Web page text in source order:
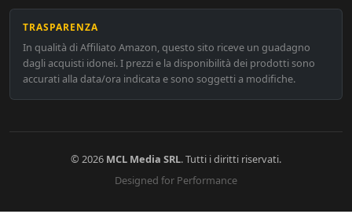
TRASPARENZA
In qualità di Affiliato Amazon, questo sito riceve un guadagno
dagli acquisti idonei. I prezzi e la disponibilità dei prodotti sono
accurati alla data/ora indicata e sono soggetti a modifiche.
© 2026 MCL Media SRL. Tutti i diritti riservati.
Designed for Performance